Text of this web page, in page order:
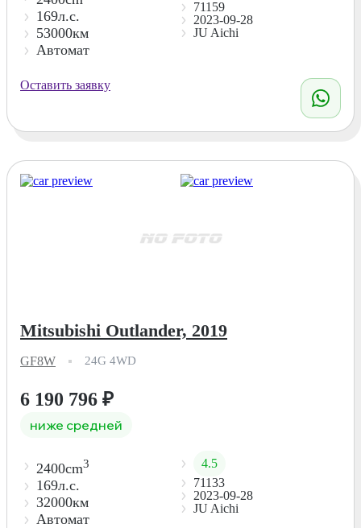
169л.с.
53000км
Автомат
71159
2023-09-28
JU Aichi
Оставить заявку
Mitsubishi Outlander, 2019
GF8W 24G 4WD
6 190 796 ₽
ниже средней
2400cm3
169л.с.
32000км
Автомат
4.5
71133
2023-09-28
JU Aichi